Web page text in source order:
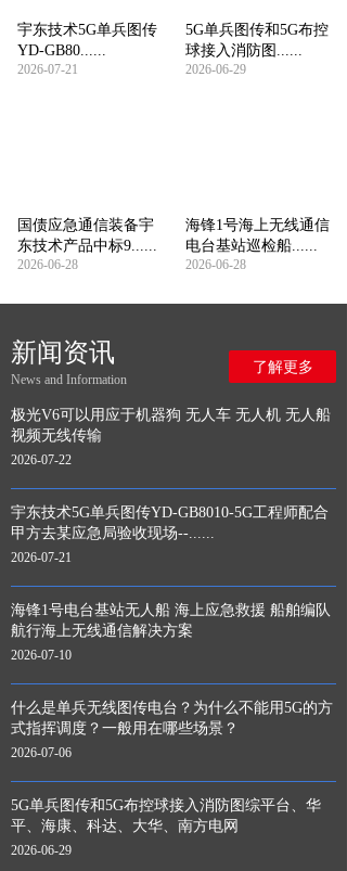
宇东技术5G单兵图传
YD-GB80......
2026-07-21
5G单兵图传和5G布控
球接入消防图......
2026-06-29
国债应急通信装备宇
东技术产品中标9......
2026-06-28
海锋1号海上无线通信
电台基站巡检船......
2026-06-28
News and Information
新闻资讯
极光V6可以用应于机器狗 无人车 无人机 无人船
视频无线传输
2026-07-22
宇东技术5G单兵图传YD-GB8010-5G工程师配合
甲方去某应急局验收现场--......
2026-07-21
海锋1号电台基站无人船 海上应急救援 船舶编队
航行海上无线通信解决方案
2026-07-10
什么是单兵无线图传电台？为什么不能用5G的方
式指挥调度？一般用在哪些场景？
2026-07-06
5G单兵图传和5G布控球接入消防图综平台、华
平、海康、科达、大华、南方电网
2026-06-29
了解更多